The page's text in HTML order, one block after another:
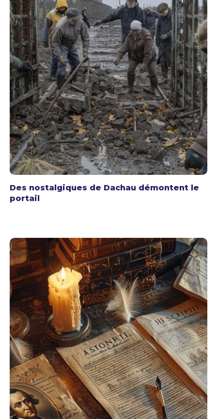
Des nostalgiques de Dachau démontent le
portail